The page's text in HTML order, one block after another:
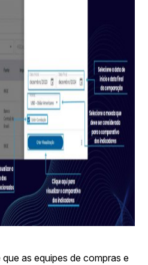
as equipes de compras e